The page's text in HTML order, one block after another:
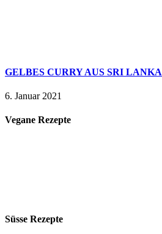
GELBES CURRY AUS SRI LANKA
6. Januar 2021
Vegane Rezepte
Süsse Rezepte